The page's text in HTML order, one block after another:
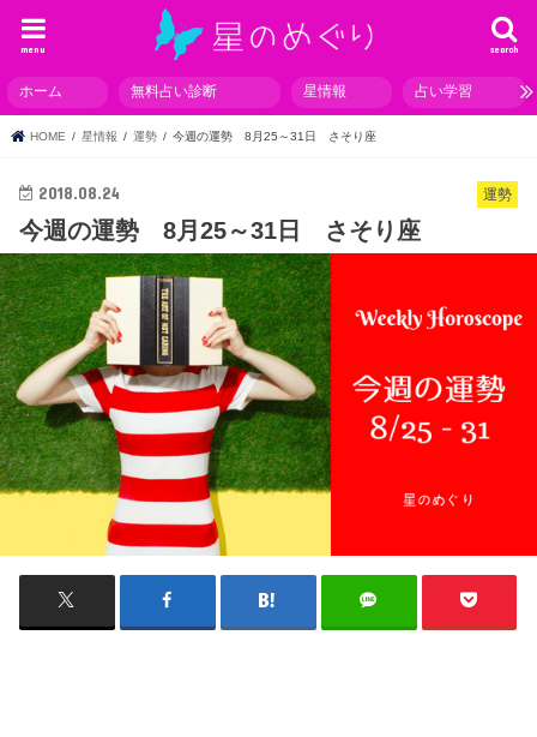
search
menu
ホーム 無料占い診断 星情報 占い学習
HOME 星情報 運勢 今週の運勢 8月25～31日 さそり座
運勢
2018.08.24
今週の運勢 8月25～31日 さそり座